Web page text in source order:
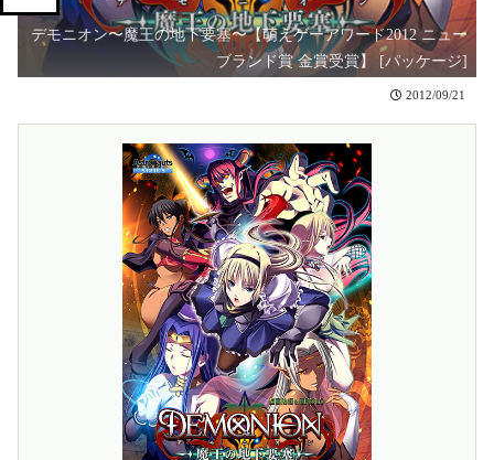
デモニオン〜魔王の地下要塞〜【萌えゲーアワード2012 ニュー
ブランド賞 金賞受賞】 [パッケージ]
2012/09/21